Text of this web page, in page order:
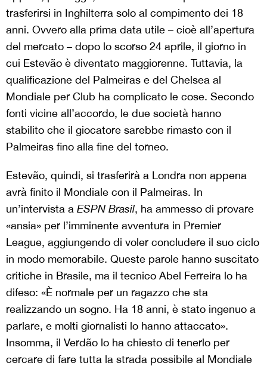
trasferirsi in Inghilterra solo al compimento dei 18
anni. Ovvero alla prima data utile – cioè all’apertura
del mercato – dopo lo scorso 24 aprile, il giorno in
cui Estevão è diventato maggiorenne. Tuttavia, la
qualificazione del Palmeiras e del Chelsea al
Mondiale per Club ha complicato le cose. Secondo
fonti vicine all’accordo, le due società hanno
stabilito che il giocatore sarebbe rimasto con il
Palmeiras fino alla fine del torneo.
Estevão, quindi, si trasferirà a Londra non appena
avrà finito il Mondiale con il Palmeiras. In
un’intervista a ESPN Brasil, ha ammesso di provare
«ansia» per l’imminente avventura in Premier
League, aggiungendo di voler concludere il suo ciclo
in modo memorabile. Queste parole hanno suscitato
critiche in Brasile, ma il tecnico Abel Ferreira lo ha
difeso: «È normale per un ragazzo che sta
realizzando un sogno. Ha 18 anni, è stato ingenuo a
parlare, e molti giornalisti lo hanno attaccato».
Insomma, il Verdão lo ha chiesto di tenerlo per
cercare di fare tutta la strada possibile al Mondiale